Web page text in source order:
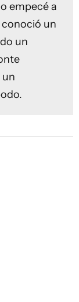
empecé a
conoció un
un
un